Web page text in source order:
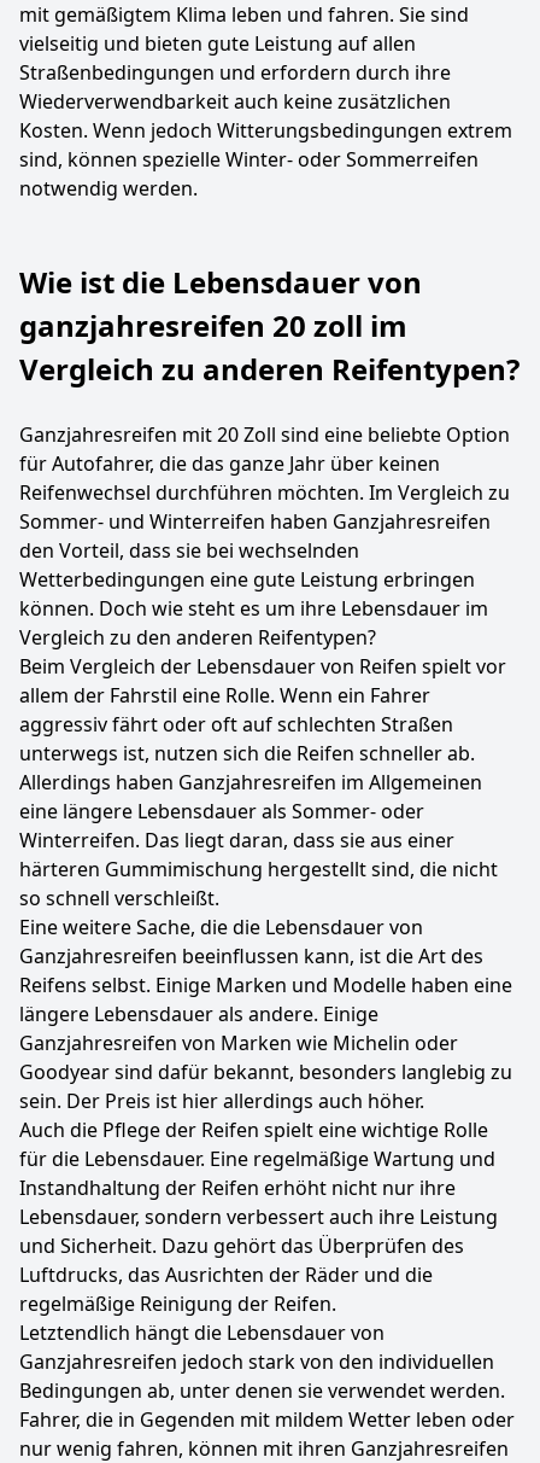
mit gemäßigtem Klima leben und fahren. Sie sind
vielseitig und bieten gute Leistung auf allen
Straßenbedingungen und erfordern durch ihre
Wiederverwendbarkeit auch keine zusätzlichen
Kosten. Wenn jedoch Witterungsbedingungen extrem
sind, können spezielle Winter- oder Sommerreifen
notwendig werden.
Wie ist die Lebensdauer von
ganzjahresreifen 20 zoll im
Vergleich zu anderen Reifentypen?
Ganzjahresreifen mit 20 Zoll sind eine beliebte Option
für Autofahrer, die das ganze Jahr über keinen
Reifenwechsel durchführen möchten. Im Vergleich zu
Sommer- und Winterreifen haben Ganzjahresreifen
den Vorteil, dass sie bei wechselnden
Wetterbedingungen eine gute Leistung erbringen
können. Doch wie steht es um ihre Lebensdauer im
Vergleich zu den anderen Reifentypen?
Beim Vergleich der Lebensdauer von Reifen spielt vor
allem der Fahrstil eine Rolle. Wenn ein Fahrer
aggressiv fährt oder oft auf schlechten Straßen
unterwegs ist, nutzen sich die Reifen schneller ab.
Allerdings haben Ganzjahresreifen im Allgemeinen
eine längere Lebensdauer als Sommer- oder
Winterreifen. Das liegt daran, dass sie aus einer
härteren Gummimischung hergestellt sind, die nicht
so schnell verschleißt.
Eine weitere Sache, die die Lebensdauer von
Ganzjahresreifen beeinflussen kann, ist die Art des
Reifens selbst. Einige Marken und Modelle haben eine
längere Lebensdauer als andere. Einige
Ganzjahresreifen von Marken wie Michelin oder
Goodyear sind dafür bekannt, besonders langlebig zu
sein. Der Preis ist hier allerdings auch höher.
Auch die Pflege der Reifen spielt eine wichtige Rolle
für die Lebensdauer. Eine regelmäßige Wartung und
Instandhaltung der Reifen erhöht nicht nur ihre
Lebensdauer, sondern verbessert auch ihre Leistung
und Sicherheit. Dazu gehört das Überprüfen des
Luftdrucks, das Ausrichten der Räder und die
regelmäßige Reinigung der Reifen.
Letztendlich hängt die Lebensdauer von
Ganzjahresreifen jedoch stark von den individuellen
Bedingungen ab, unter denen sie verwendet werden.
Fahrer, die in Gegenden mit mildem Wetter leben oder
nur wenig fahren, können mit ihren Ganzjahresreifen